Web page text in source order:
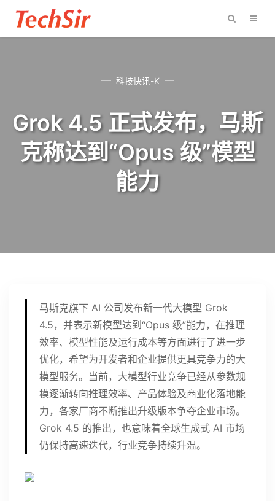
科技快讯-K
Grok 4.5 正式发布，马斯
克称达到“Opus 级”模型
能力
马斯克旗下 AI 公司发布新一代大模型 Grok
4.5，并表示新模型达到“Opus 级”能力，在推理
效率、模型性能及运行成本等方面进行了进一步
优化，希望为开发者和企业提供更具竞争力的大
模型服务。当前，大模型行业竞争已经从参数规
模逐渐转向推理效率、产品体验及商业化落地能
力，各家厂商不断推出升级版本争夺企业市场。
Grok 4.5 的推出，也意味着全球生成式 AI 市场
仍保持高速迭代，行业竞争持续升温。